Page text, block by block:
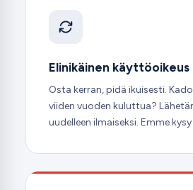
Elinikäinen käyttöoikeus
Osta kerran, pidä ikuisesti.
viiden vuoden kuluttua?
uudelleen ilmaiseksi. Emme